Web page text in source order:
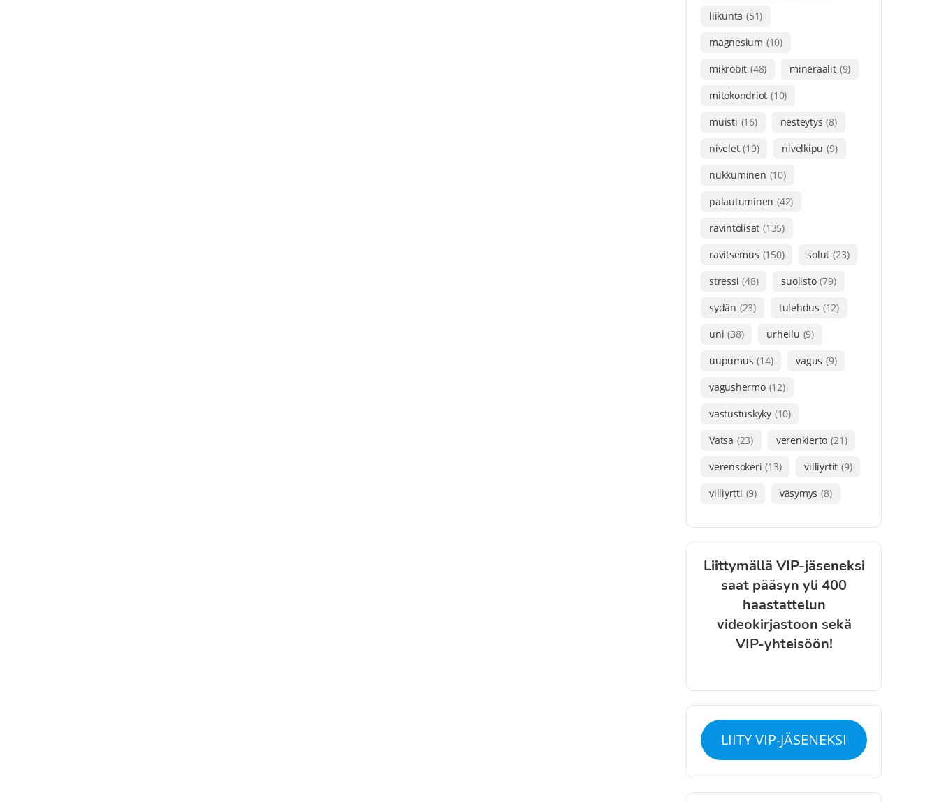
liikunta (51)
magnesium (10)
mikrobit (48) mineraalit (9)
mitokondriot (10)
muisti (16) nesteytys (8)
nivelet (19) nivelkipu (9)
nukkuminen (10)
palautuminen (42)
ravintolisät (135)
ravitsemus (150) solut (23)
stressi (48) suolisto (79)
sydän (23) tulehdus (12)
uni (38) urheilu (9)
uupumus (14) vagus (9)
vagushermo (12)
vastustuskyky (10)
Vatsa (23) verenkierto (21)
verensokeri (13) villiyrtit (9)
villiyrtti (9) väsymys (8)
Liittymällä VIP-jäseneksi
saat pääsyn yli 400
haastattelun
videokirjastoon sekä
VIP-yhteisöön!
LIITY VIP-JÄSENEKSI